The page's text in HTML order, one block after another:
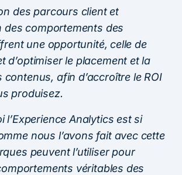
des parcours client et
des comportements des
une opportunité, celle de
d’optimiser le placement et la
contenus, afin d’accroître le ROI
produisez.
l’Experience Analytics est si
nous l’avons fait avec cette
peuvent l’utiliser pour
véritables des